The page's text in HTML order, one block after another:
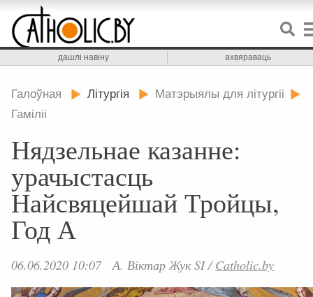
дашлі навіну ахвяраваць
Галоўная Літургія
Матэрыялы для літургіі
Гаміліі
Нядзельнае казанне:
урачыстасць
Найсвяцейшай Тройцы,
Год А
06.06.2020 10:07 А. Віктар Жук SI/Catholic.by